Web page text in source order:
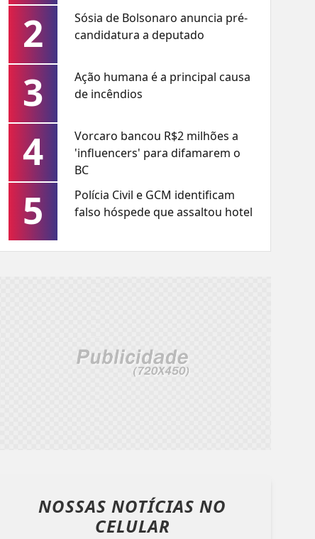
2
Sósia de Bolsonaro anuncia pré-
candidatura a deputado
3
Ação humana é a principal causa
de incêndios
4
Vorcaro bancou R$2 milhões a
'influencers' para difamarem o
BC
5
Polícia Civil e GCM identificam
falso hóspede que assaltou hotel
NOSSAS NOTÍCIASNO
CELULAR